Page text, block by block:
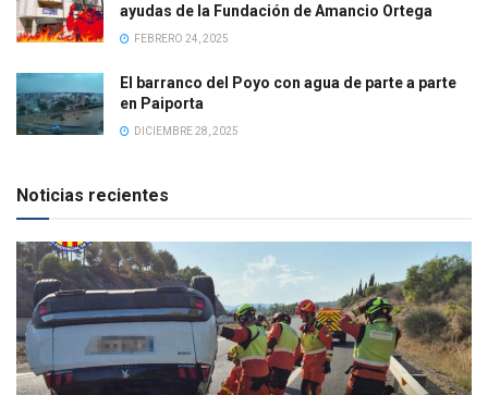
ayudas de la Fundación de Amancio Ortega
FEBRERO 24, 2025
El barranco del Poyo con agua de parte a parte
en Paiporta
DICIEMBRE 28, 2025
Noticias recientes